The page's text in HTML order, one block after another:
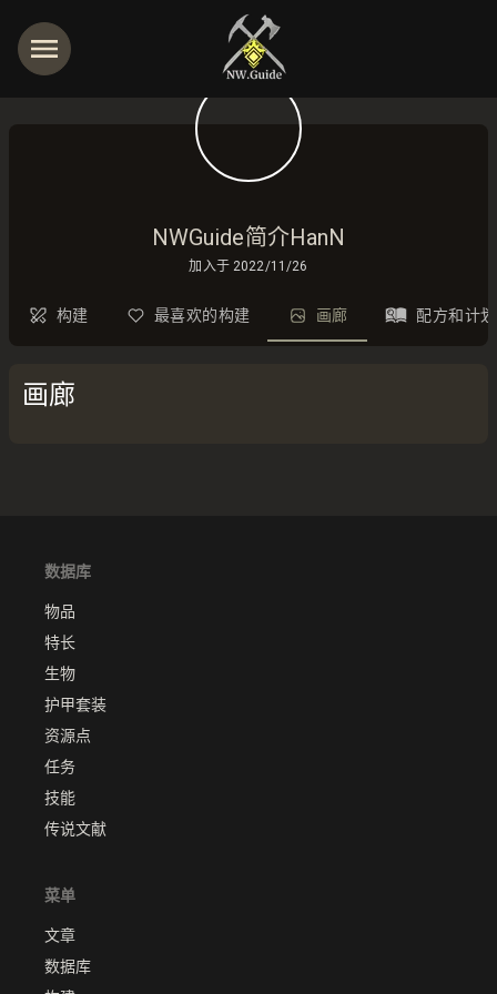
NWGuide简介HanN
加入于 2022/11/26
构建 最喜欢的构建 画廊 配方和计
画廊
数据库
物品
特长
生物
护甲套装
资源点
任务
技能
传说文献
菜单
文章
数据库